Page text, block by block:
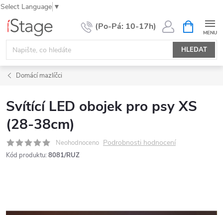
Select Language ▼
Přejít
obsah
HLEDAT
NÁKUPNÍ
KOŠÍK
Domácí mazlíčci
Svítící LED obojek pro psy XS
(28-38cm)
Neohodnoceno Podrobnosti hodnocení
Kód produktu: 8081/RUZ